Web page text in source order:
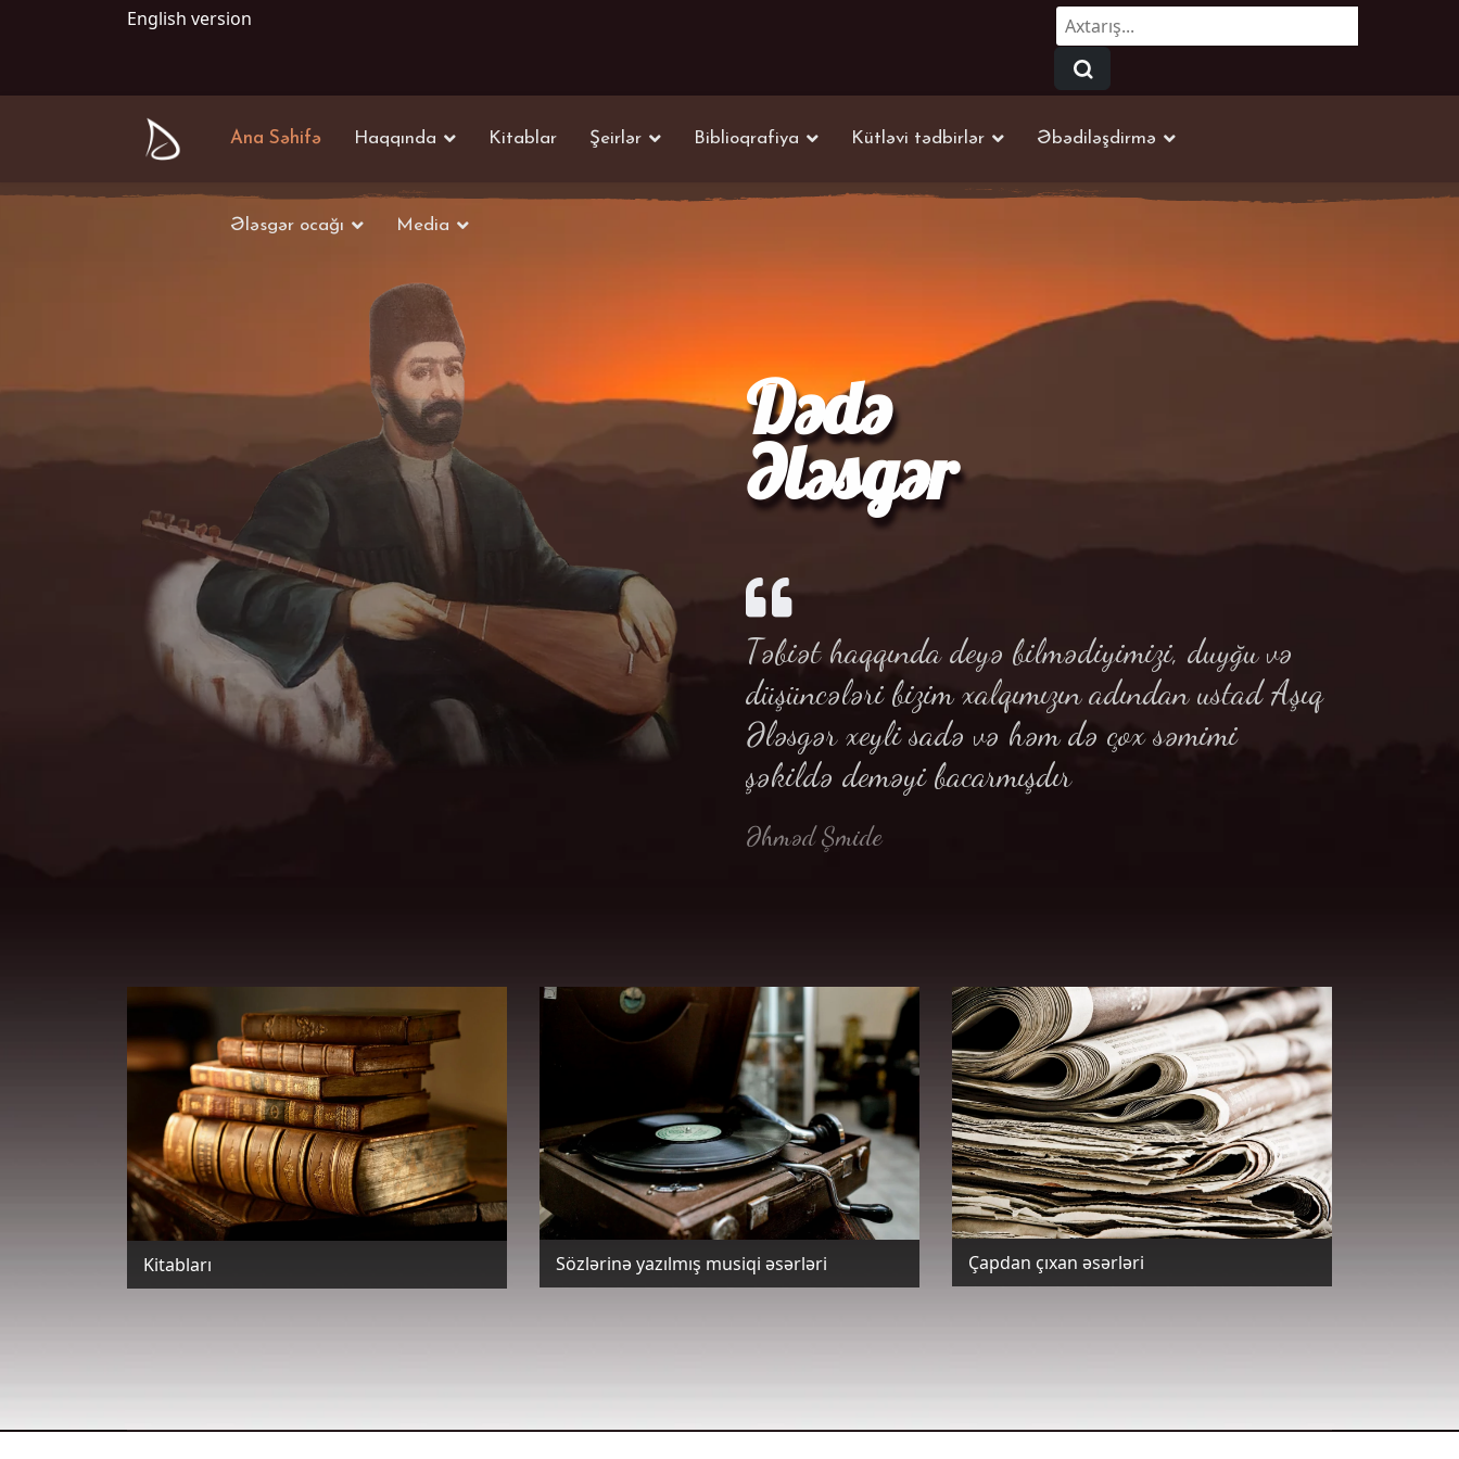
English version Axtarmaq...
Ana Səhifə Haqqında Kitablar Şeirlər Biblioqrafiya Kütləvi tədbirlər Əbədiləşdirmə
Ələsgər ocağı Media
Dədə
Ələsgər
Təbiət haqqında deyə bilmədiyimizi, duyğu və
düşüncələri bizim xalqımızın adından ustad Aşıq
Ələsgər xeyli sadə və həm də çox səmimi
şəkildə deməyi bacarmışdır
Əhməd Şmide
Kitabları Sözlərinə yazılmış musiqi əsərləri Çapdan çıxan əsərləri